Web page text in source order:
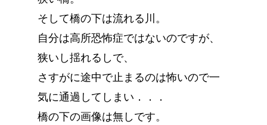
そして橋の下は流れる川。
自分は高所恐怖症ではないのですが、
狭いし揺れるしで、
さすがに途中で止まるのは怖いので一
気に通過してしまい．．．
橋の下の画像は無しです。